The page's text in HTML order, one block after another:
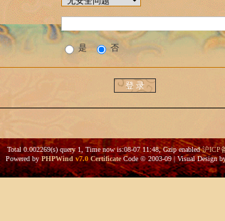
是 否
Total 0.002269(s) query 1, Time now is:08-07 11:48, Gzip enabled 沪ICP
Powered byPHPWind v7.0 CertificateCode © 2003-09 | Visual Design